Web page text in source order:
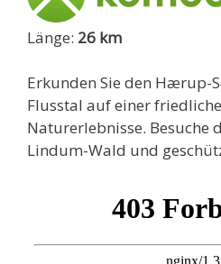
Länge: 26 km
Erkunden Sie den Hærup-
Flusstal auf einer
Naturerlebnisse. Besuche
Lindum-Wald und